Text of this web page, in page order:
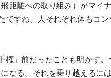
距離への取り組み）がマイ
ですね。人それぞれ体もコン
権」前だったことも明かす。
なる。それを乗り越えるに